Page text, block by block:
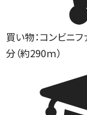
買い物：コンビニ
分（約290ｍ）